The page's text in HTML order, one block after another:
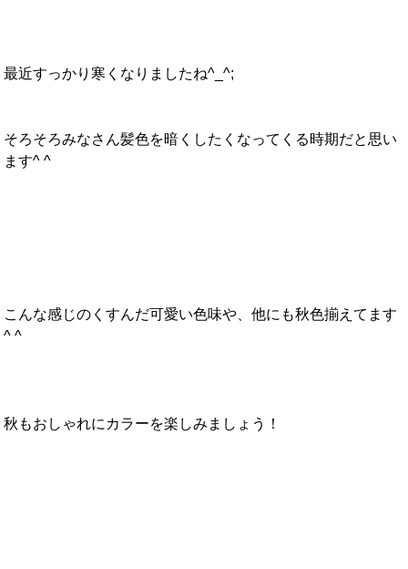
最近すっかり寒くなりましたね^_^;
そろそろみなさん髪色を暗くしたくなってくる時期だと思い
ます^ ^
こんな感じのくすんだ可愛い色味や、他にも秋色揃えてます
^ ^
秋もおしゃれにカラーを楽しみましょう！